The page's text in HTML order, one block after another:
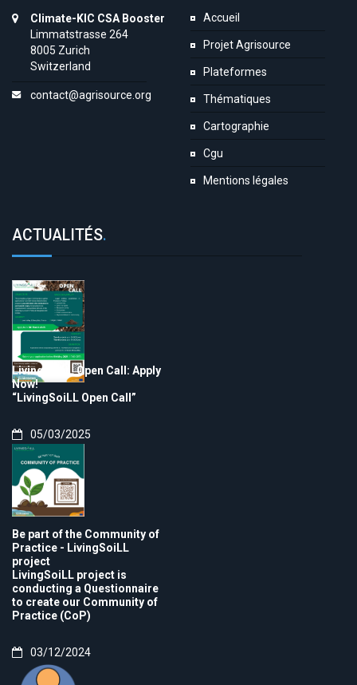
Climate-KIC CSA Booster
Limmatstrasse 264
8005 Zurich
Switzerland
contact@agrisource.org
Accueil
Projet Agrisource
Plateformes
Thématiques
Cartographie
Cgu
Mentions légales
ACTUALITÉS.
LivingSoiLL Open Call: Apply
Now!
“LivingSoiLL Open Call”
05/03/2025
Be part of the Community of
Practice - LivingSoiLL
project
LivingSoiLL project is
conducting a Questionnaire
to create our Community of
Practice (CoP)
03/12/2024